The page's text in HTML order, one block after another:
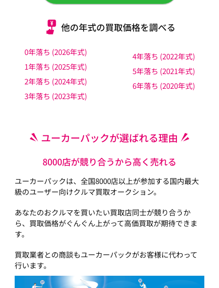
他の年式の買取価格を調べる
0年落ち (2026年式)
1年落ち (2025年式)
2年落ち (2024年式)
3年落ち (2023年式)
4年落ち (2022年式)
5年落ち (2021年式)
6年落ち (2020年式)
ユーカーパックが選ばれる理由
8000店が競り合うから高く売れる
ユーカーパックは、全国8000店以上が参加する国内最大
級のユーザー向けクルマ買取オークション。
あなたのおクルマを買いたい買取店同士が競り合うか
ら、買取価格がぐんぐん上がって高価買取が期待できま
す。
買取業者との商談もユーカーパックがお客様に代わって
行います。